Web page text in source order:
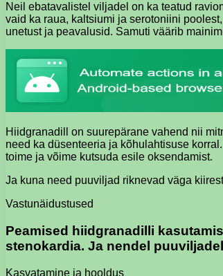
Neil ebatavalistel viljadel on ka teatud
vaid ka raua, kaltsiumi ja serotoniini
unetust ja peavalusid. Samuti väärib
Hiidgranadill on suurepärane vahend nii
need ka düsenteeria ja kõhulahtisuse
toime ja võime kutsuda esile oksendamist.
Ja kuna need puuviljad riknevad väga
Vastunäidustused
Peamised hiidgranadilli
stenokardia. Ja nendel
Kasvatamine ja hooldus